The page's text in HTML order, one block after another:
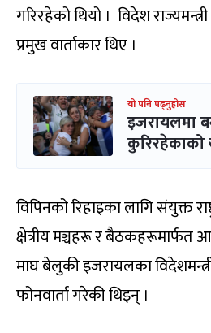
गरिरहेको थियो । विदेश
प्रमुख वार्ताकार थिए ।
यो पनि पढ्नुहोस
इजरायलमा
विपिनको रिहाइका लागि संयुक्त
क्षेत्रीय मञ्चहरू र बैठकहरूमार्फत
माघ बेलुकी इजरायलका
फोनवार्ता गरेकी थिइन् ।